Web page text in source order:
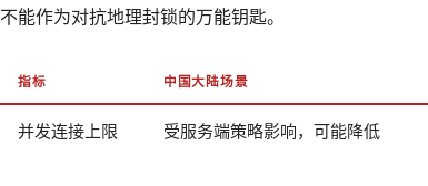
不能作为对抗地理封锁的万能钥匙。
指标 中国大陆场景
并发连接上限 受服务端策略影响，可能降低